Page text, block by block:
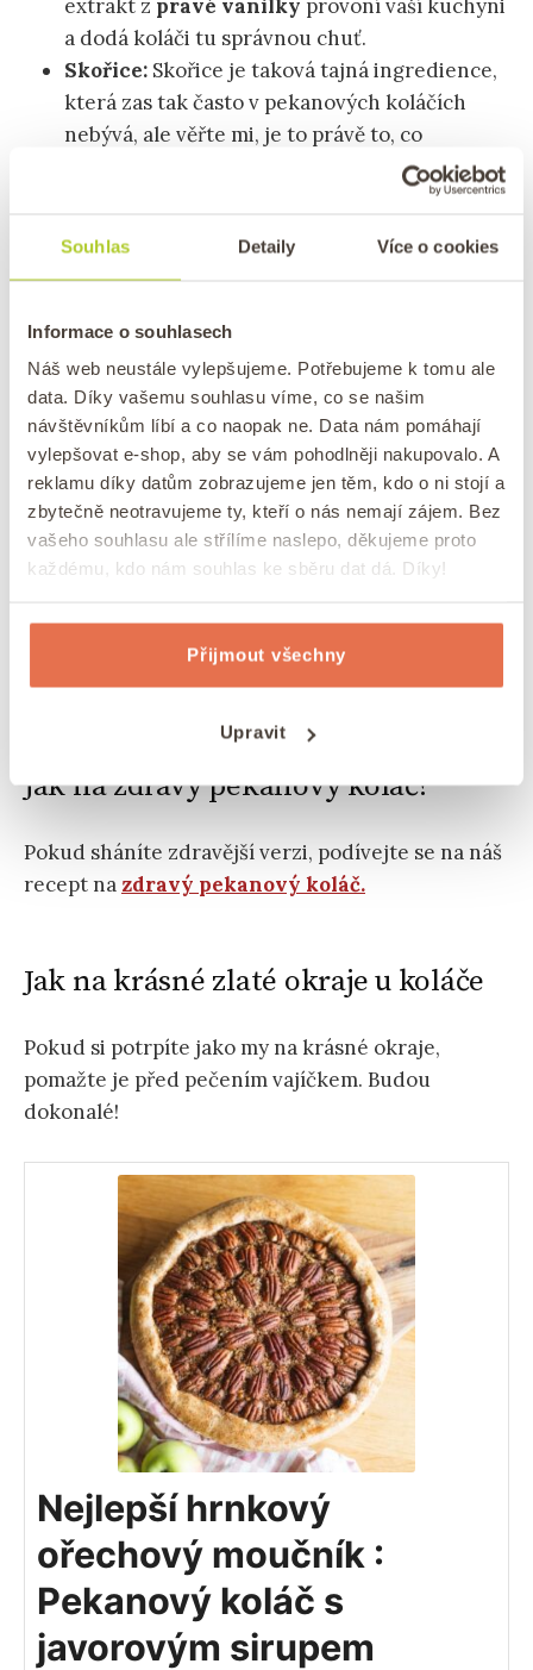
Souhlas Detaily Více o cookies
Informace o souhlasech
Náš web neustále vylepšujeme. Potřebujeme k tomu ale
data. Díky vašemu souhlasu víme, co se našim
návštěvníkům líbí a co naopak ne. Data nám pomáhají
vylepšovat e-shop, aby se vám pohodlněji nakupovalo. A
reklamu díky datům zobrazujeme jen těm, kdo o ni stojí a
zbytečně neotravujeme ty, kteří o nás nemají zájem. Bez
vašeho souhlasu ale střílíme naslepo, děkujeme proto
každému, kdo nám souhlas ke sběru dat dá. Díky!
Přijmout všechny
Upravit
extrakt z pravé vanilky provoní vaší kuchyni
a dodá koláči tu správnou chuť.
Skořice: Skořice je taková tajná ingredience,
která zas tak často v pekanových koláčích
nebývá, ale věřte mi, je to právě to, co
ořechový moučník posune o level výše.
pekanového koláče
Výroba ořechové náplně do pekanového koláče je
naprosto jednoduchá a extrémně rychlá. Nejprve
si v mističce rozpusťte máslo a dejte stranou.
Potom si nasekejte pekanové ořechy nahrubo
a nezapomeňte si některé půlky nechat
stranou na ozdobu navrch.Pak už jen smíchejte
rozpuštěné máslo, vanilkový extrakt a skořici.
Nalijete na koláčové těsto, dozdobte půlkami a
můžete koláč péct.
Jak na zdravý pekanový koláč?
Pokud sháníte zdravější verzi, podívejte se na náš
recept na zdravý pekanový koláč.
Jak na krásné zlaté okraje u koláče
Pokud si potrpíte jako my na krásné okraje,
pomažte je před pečením vajíčkem. Budou
dokonalé!
Nejlepší hrnkový
ořechový moučník :
Pekanový koláč s
javorovým sirupem